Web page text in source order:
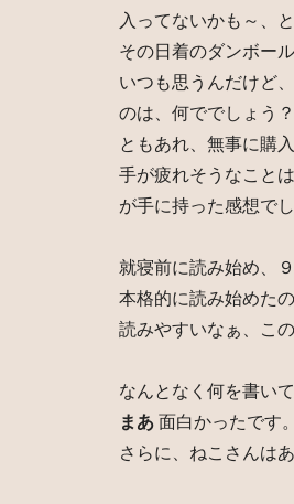
入ってないかも～、
その日着のダンボー
いつも思うんだけど
のは、何ででしょう
ともあれ、無事に購
手が疲れそうなこと
が手に持った感想でし
就寝前に読み始め、
本格的に読み始めた
読みやすいなぁ、こ
なんとなく何を書い
まあ面白かったです
さらに、ねこさんは